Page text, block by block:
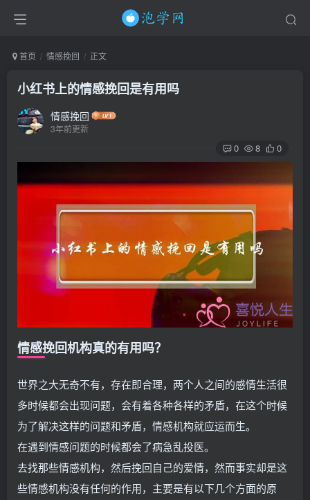
首页 情感挽回 正文
小红书上的情感挽回是有用吗
情感挽回
3年前更新
0 8 0
情感挽回机构真的有用吗？
世界之大无奇不有，存在即合理，两个人之间的感情生活很
多时候都会出现问题，会有着各种各样的矛盾，在这个时候
为了解决这样的问题和矛盾，情感机构就应运而生。
在遇到情感问题的时候都会了病急乱投医。
去找那些情感机构，然后挽回自己的爱情，然而事实却是这
些情感机构没有任何的作用，主要是有以下几个方面的原